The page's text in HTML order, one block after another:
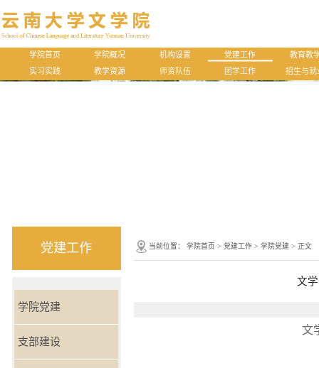
学院首页 学院概况 机构设置 党建工作
教育教
实习实践
教学资源 师资队伍 团学工作 招生与就
党建工作
学院党建
支部建设
当前位置：学院首页 >党建工作 >学院党建 > 正文
文
文